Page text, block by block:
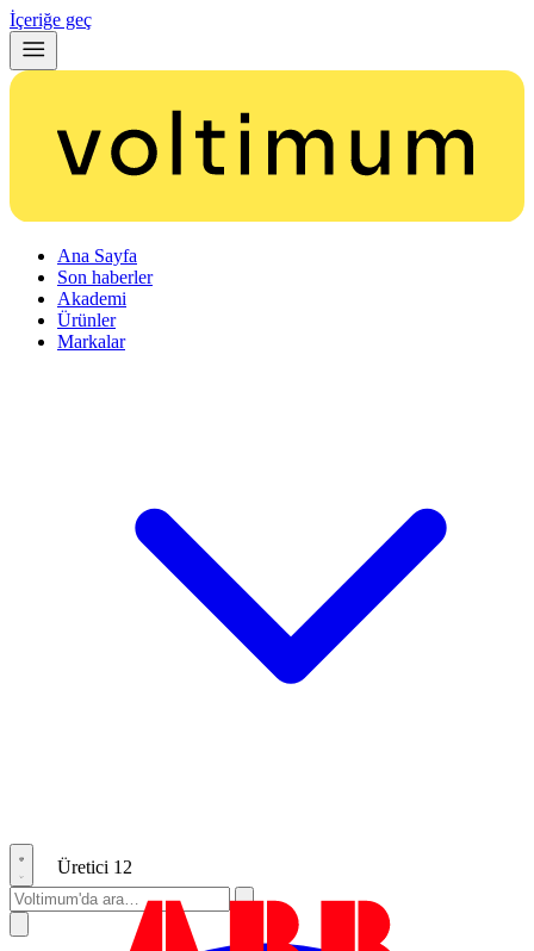
İçeriğe geç
Ana Sayfa
Son haberler
Akademi
Ürünler
Markalar
Üretici 12